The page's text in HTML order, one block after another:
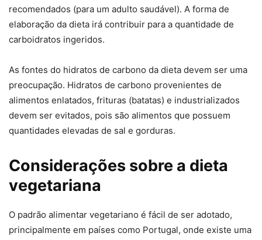
recomendados (para um adulto saudável). A forma de
elaboração da dieta irá contribuir para a quantidade de
carboidratos ingeridos.
As fontes do hidratos de carbono da dieta devem ser uma
preocupação. Hidratos de carbono provenientes de
alimentos enlatados, frituras (batatas) e industrializados
devem ser evitados, pois são alimentos que possuem
quantidades elevadas de sal e gorduras.
Considerações sobre a dieta
vegetariana
O padrão alimentar vegetariano é fácil de ser adotado,
principalmente em países como Portugal, onde existe uma